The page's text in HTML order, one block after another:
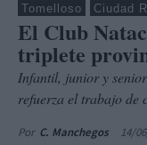
Tomelloso Ciudad
El Club
triplete
Infantil, junior y
refuerza el trabajo de
Por C. Manchegos 14/